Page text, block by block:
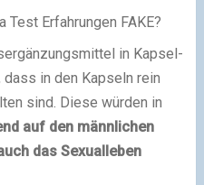
in Kapsel-
in den Kapseln rein
sind. Diese würden in
auf den männlichen
das Sexualleben